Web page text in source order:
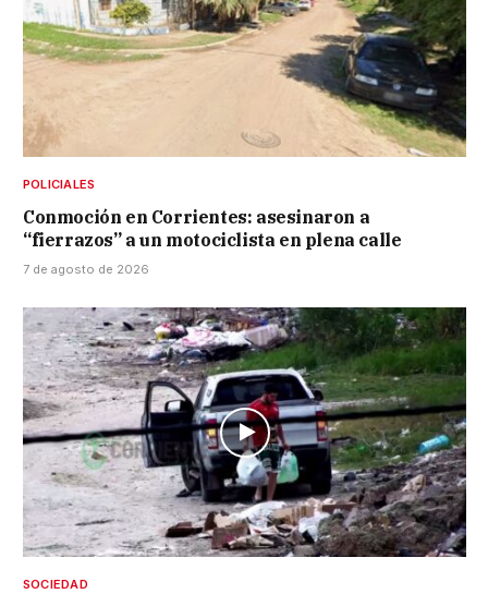
POLICIALES
Conmoción en Corrientes: asesinaron a
“fierrazos” a un motociclista en plena calle
7 de agosto de 2026
SOCIEDAD